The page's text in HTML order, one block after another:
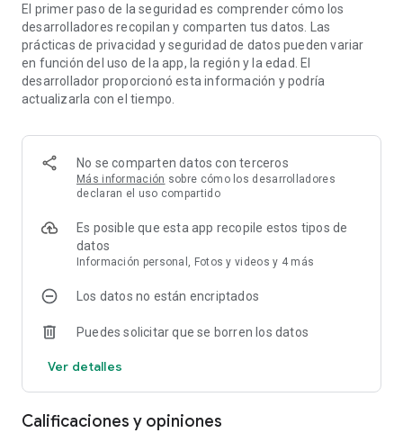
El primer paso de la seguridad es comprender cómo los
desarrolladores recopilan y comparten tus datos. Las
prácticas de privacidad y seguridad de datos pueden variar
en función del uso de la app, la región y la edad. El
desarrollador proporcionó esta información y podría
actualizarla con el tiempo.
No se comparten datos con terceros
Más información sobre cómo los desarrolladores
declaran el uso compartido
Es posible que esta app recopile estos tipos de
datos
Información personal, Fotos y videos y 4 más
Los datos no están encriptados
Puedes solicitar que se borren los datos
Ver detalles
Calificaciones y opiniones